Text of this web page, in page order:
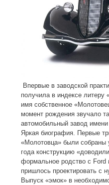
Впервые в заводской
получила в индексе литеру
имя собственное
момент рождения звучало
автомобильный завод
Яркая биография. Первые
«Молотовца» были собраны
года конструкцию
формальное родство с
пришлось проектировать с
Выпуск «эмок» в